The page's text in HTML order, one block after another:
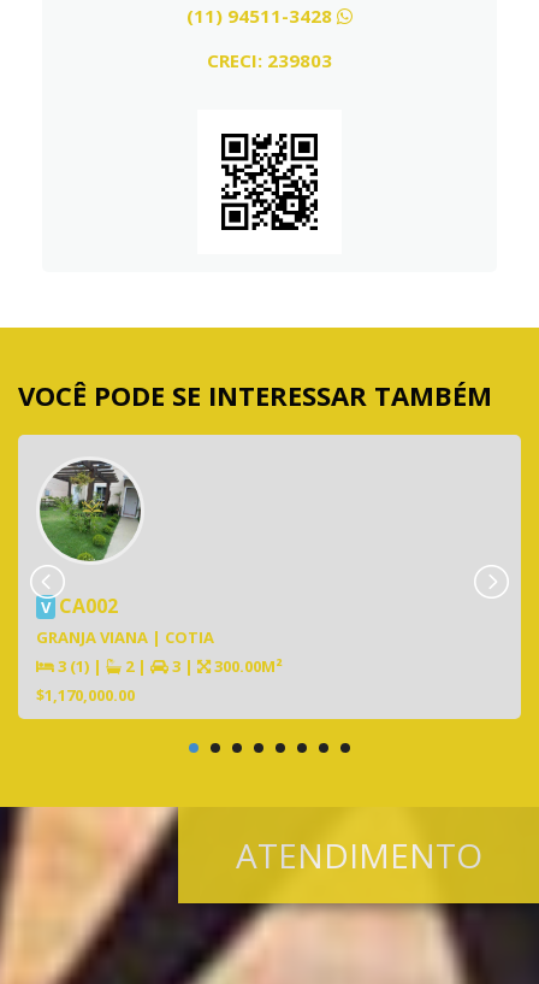
(11) 94511-3428
CRECI: 239803
VOCÊ PODE SE INTERESSAR TAMBÉM
V CA002
GRANJA VIANA | COTIA
3 (1) | 2 | 3 |
300.00M²
$1,170,000.00
ATENDIMENTO